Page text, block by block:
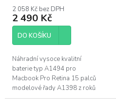
2 058 Kč bez DPH
2 490 Kč
DO KOŠÍKU
Náhradní vysoce kvalitní
baterie typ A1494 pro
Macbook Pro Retina 15 palců
modelové řady A1398 z roků
2013 a 2014. Naše baterie mají